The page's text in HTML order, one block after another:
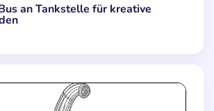
an Tankstelle für kreative